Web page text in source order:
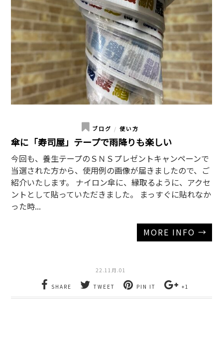
ブログ / 使い方
傘に「寿司屋」テープで雨降りも楽しい
今回も、養生テープのＳＮＳプレゼントキャンペーンで
当選された方から、使用例の画像が届きましたので、ご
紹介いたします。 ナイロン傘に、縁取るように、アクセ
ントとして貼っていただきました。 まっすぐに貼れなか
った時...
MORE INFO →
22.11月.01
SHARE TWEET PIN IT +1